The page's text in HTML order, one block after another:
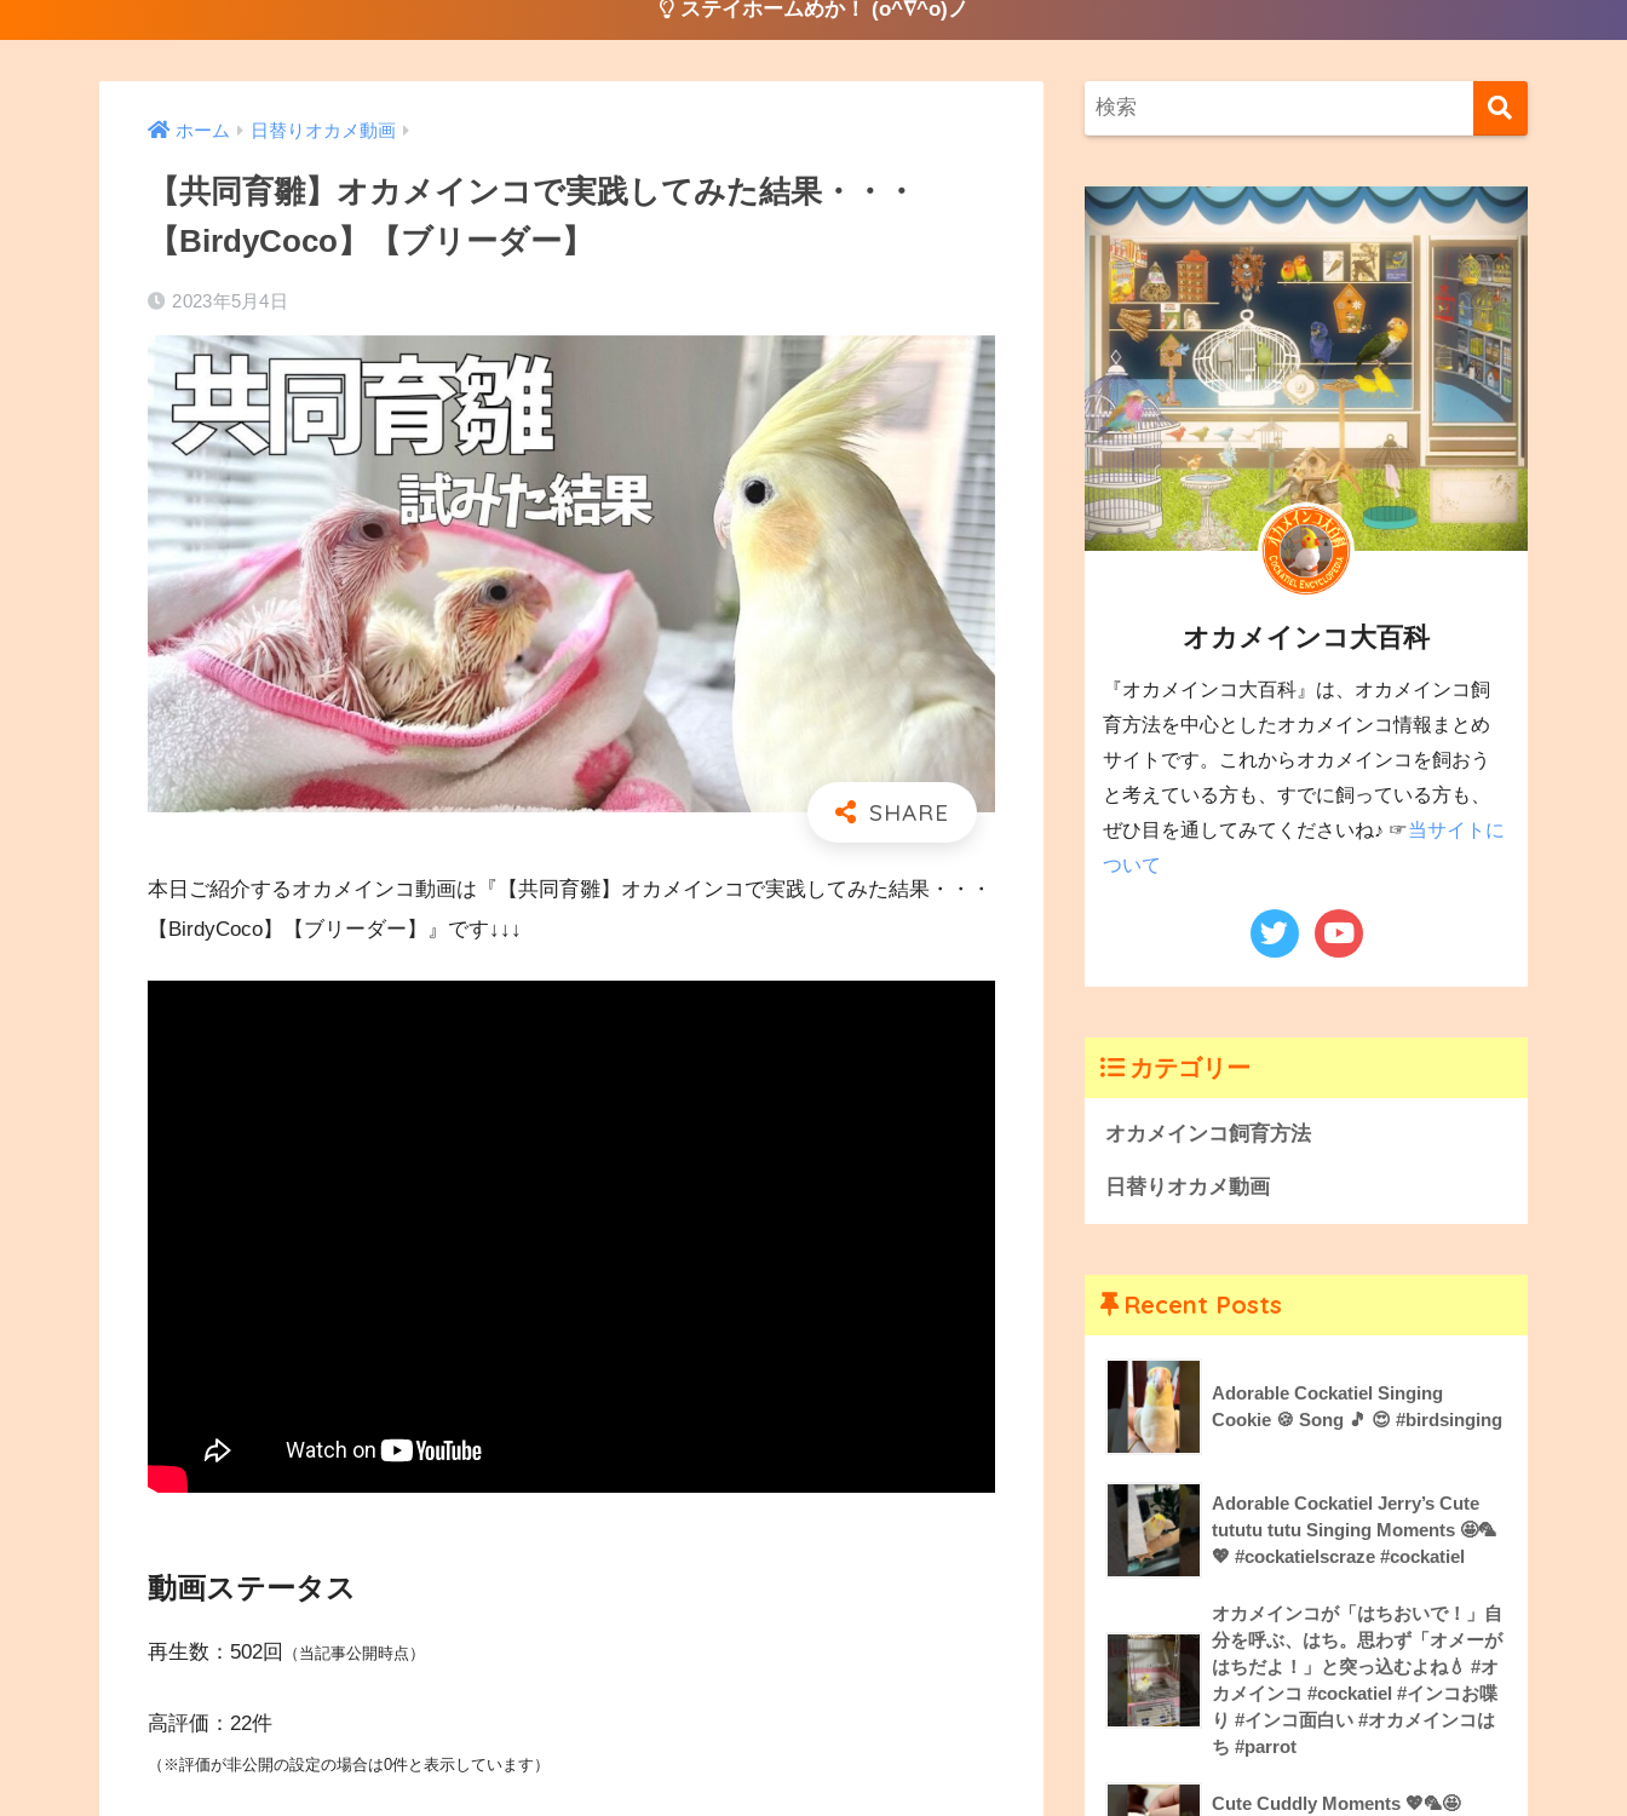
ステイホームめか！ (o^∇^o)ノ
ホーム 日替りオカメ動画
【共同育雛】オカメインコで実践してみた結果・・・
【BirdyCoco】【ブリーダー】
2023年5月4日
本日ご紹介するオカメインコ動画は『【共同育雛】オカメインコで実践してみた結果・・・
【BirdyCoco】【ブリーダー】』です↓↓↓
動画ステータス
再生数：502回 （当記事公開時点）
高評価：22件
（※評価が非公開の設定の場合は0件と表示しています）
オカメインコ大百科
『オカメインコ大百科』は、オカメインコ飼
育方法を中心としたオカメインコ情報まとめ
サイトです。これからオカメインコを飼おう
と考えている方も、すでに飼っている方も、
ぜひ目を通してみてくださいね♪ ☞当サイトに
ついて
カテゴリー
オカメインコ飼育方法
日替りオカメ動画
Recent Posts
Adorable Cockatiel Singing
Cookie 🍪 Song 🎵 😍 #birdsinging
Adorable Cockatiel Jerry’s Cute
tututu tutu Singing Moments 🤩🦜
💖 #cockatielscraze #cockatiel
オカメインコが「はちおいで！」自
分を呼ぶ、はち。思わず「オメーが
はちだよ！」と突っ込むよね💧 #オ
カメインコ #cockatiel #インコお喋
り #インコ面白い #オカメインコは
ち #parrot
Cute Cuddly Moments 💖🦜🤩